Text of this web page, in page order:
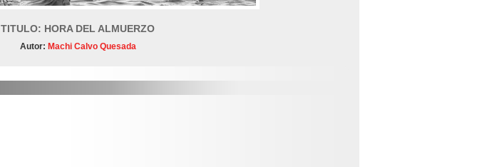
TITULO: HORA DEL ALMUERZO
Autor: Machi Calvo Quesada